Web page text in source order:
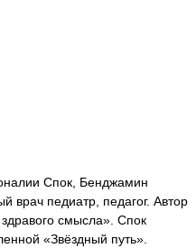
Спок, Бенджамин
врач педиатр, педагог. Автор
смысла». Спок
«Звёздный путь».